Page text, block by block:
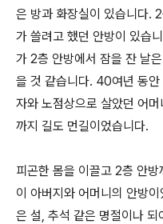
은 방과 화장실이 있습니다.
가 쓸려고 했던 안방이 있습
가 2층 안방에서 잠을 잔 날
을 것 같습니다. 40여년 동
자와 노점상으로 살았던 어
까지 길도 먼길이었습니다.
피곤한 몸을 이끌고 2층 안
이 아버지와 어머니의 안방
은 설, 추석 같은 명절이나